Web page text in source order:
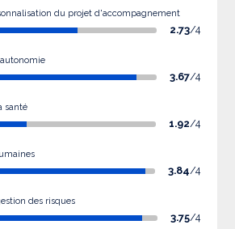
du projet d'accompagnement
2.73/4
3.67/4
santé
1.92/4
3.84/4
des risques
3.75/4